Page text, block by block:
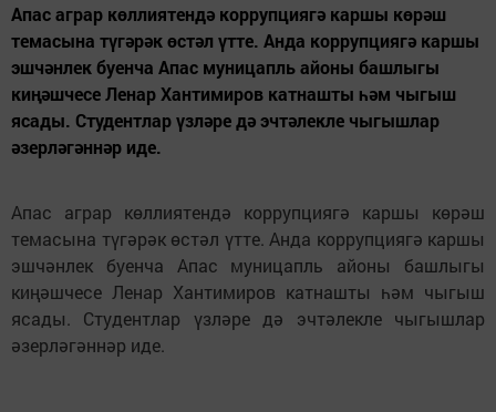
Апас аграр көллиятендә коррупциягә каршы көрәш
темасына түгәрәк өстәл үтте. Анда коррупциягә каршы
эшчәнлек буенча Апас муницапль айоны башлыгы
киңәшчесе Ленар Хантимиров катнашты һәм чыгыш
ясады. Студентлар үзләре дә эчтәлекле чыгышлар
әзерләгәннәр иде.
Апас аграр көллиятендә коррупциягә каршы көрәш
темасына түгәрәк өстәл үтте. Анда коррупциягә каршы
эшчәнлек буенча Апас муницапль айоны башлыгы
киңәшчесе Ленар Хантимиров катнашты һәм чыгыш
ясады. Студентлар үзләре дә эчтәлекле чыгышлар
әзерләгәннәр иде.